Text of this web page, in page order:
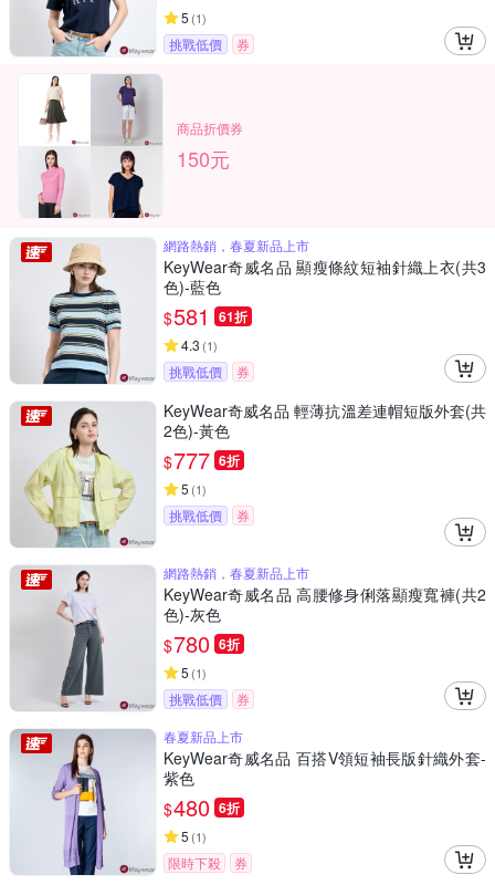
5 (1)
挑戰低價 券
商品折價券
150元
網路熱銷，春夏新品上市
KeyWear奇威名品 顯瘦條紋短袖針織上衣(共3
色)-藍色
$581 61折
4.3 (1)
挑戰低價 券
KeyWear奇威名品 輕薄抗溫差連帽短版外套(共
2色)-黃色
$777 6折
5 (1)
挑戰低價 券
網路熱銷，春夏新品上市
KeyWear奇威名品 高腰修身俐落顯瘦寬褲(共2
色)-灰色
$780 6折
5 (1)
挑戰低價
券
春夏新品上市
KeyWear奇威名品 百搭V領短袖長版針織外套-
紫色
$480 6折
5 (1)
限時下殺
券